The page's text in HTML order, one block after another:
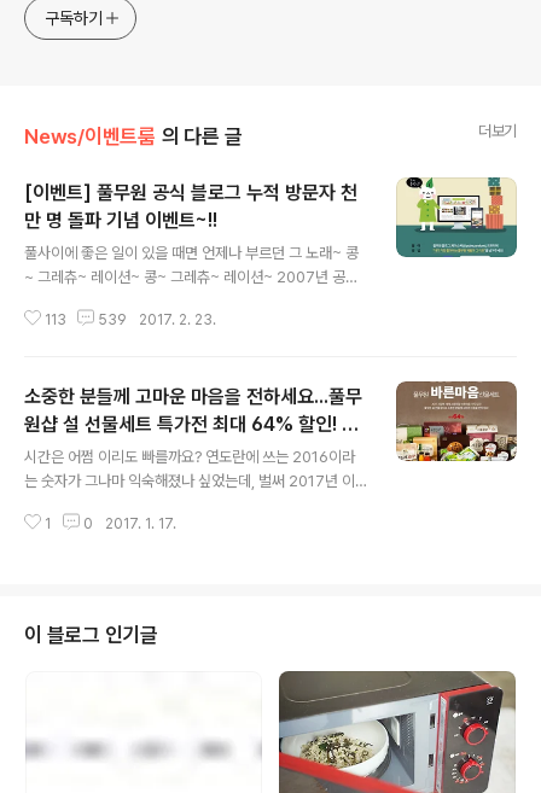
구독하기
News/이벤트룸 의 다른 글 더보기
[이벤트] 풀무원 공식 블로그 누적 방문자 천
만 명 돌파 기념 이벤트~!!
풀사이에 좋은 일이 있을 때면 언제나 부르던 그 노래~ 콩
~ 그레츄~ 레이션~ 콩~ 그레츄~ 레이션~ 2007년 공식
그 ~! (우리 풀사이 가족 여러분은 '풀사이'라는 애칭으로
을 받고 있는데요. 바로 그 풀사이~ 여러분의 풀사이가~~
~ 누적 방문자 수 천만 명을 넘었답니다!! 10,000,000명
~! 헉! 천만 명이라니! (헉! 0(영)이 무려 7개나~!!) 천만이
라 하면~ 서울시 거주 인구수이며 (2016년 11월 기준) 국
내 상영 영화의 성공 기준이며 국민앱 카카오페이지도 4년
이 넘게 걸린 가입자 수이며 한국 관광 필수 코스인 ..
113 539 2017. 2. 23.
소중한 분들께 고마운 마음을 전하세요...풀무
원샵 설 선물세트 특가전 최대 64% 할인! 가
누다 목베개 증정도~
시간은 어쩜 이리도 빠를까요? 연도란에 쓰는 2016이라
는 숫자가 그나마 익숙해졌나 싶었는데, 벌써 2017년 이
되면 준비해야 할 것들이 참~ 많아요. 그중에서도 우리를
형 추천과 무려 64% 라는 엄~청난 할인 혜택이 있거든요.
게다가 구매 금액별 캐쉬백 쿠폰과 추첨을 통한 선물까지!
설명을 들을수록 이번 설 선물은 풀무원샵에서 장만해야겠
다는 생각이 드시죠? 후후.. 그럼 이제부터 풀반장과 함께
풀무원샵의 알찬 혜택들을 알아보자구요. 하나. 최대 64%
할인가로 설 선물..
1 0 2017. 1. 17.
이 블로그 인기글